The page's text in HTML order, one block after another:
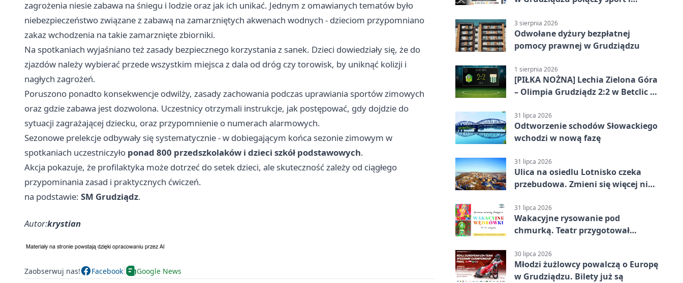
zagrożenia niesie zabawa na śniegu i lodzie oraz jak ich unikać. Jednym z omawianych tematów było
niebezpieczeństwo związane z zabawą na zamarzniętych akwenach wodnych - dzieciom przypomniano
zakaz wchodzenia na takie zamarznięte zbiorniki.
Na spotkaniach wyjaśniano też zasady bezpiecznego korzystania z sanek. Dzieci dowiedziały się, że do
zjazdów należy wybierać przede wszystkim miejsca z dala od dróg czy torowisk, by uniknąć kolizji i
nagłych zagrożeń.
Poruszono ponadto konsekwencje odwilży, zasady zachowania podczas uprawiania sportów zimowych
oraz gdzie zabawa jest dozwolona. Uczestnicy otrzymali instrukcje, jak postępować, gdy dojdzie do
sytuacji zagrażającej dziecku, oraz przypomnienie o numerach alarmowych.
Sezonowe prelekcje odbywały się systematycznie - w dobiegającym końca sezonie zimowym w
spotkaniach uczestniczyło ponad 800 przedszkolaków i dzieci szkół podstawowych.
Akcja pokazuje, że profilaktyka może dotrzeć do setek dzieci, ale skuteczność zależy od ciągłego
przypominania zasad i praktycznych ćwiczeń.
na podstawie: SM Grudziądz.
Autor:krystian
Zaobserwuj nas! Facebook Google News
3 sierpnia 2026
Odwołane dyżury bezpłatnej
pomocy prawnej w Grudziądzu
1 sierpnia 2026
[PIŁKA NOŻNA] Lechia Zielona Góra
– Olimpia Grudziądz 2:2 w Betclic 2.
końcówce
31 lipca 2026
Odtworzenie schodów Słowackiego
wchodzi w nową fazę
31 lipca 2026
Ulica na osiedlu Lotnisko czeka
przebudowa. Zmieni się więcej niż
31 lipca 2026
Wakacyjne rysowanie pod
chmurką. Teatr przygotował
30 lipca 2026
Młodzi żużlowcy powalczą o Europę
w Grudziądzu. Bilety już są